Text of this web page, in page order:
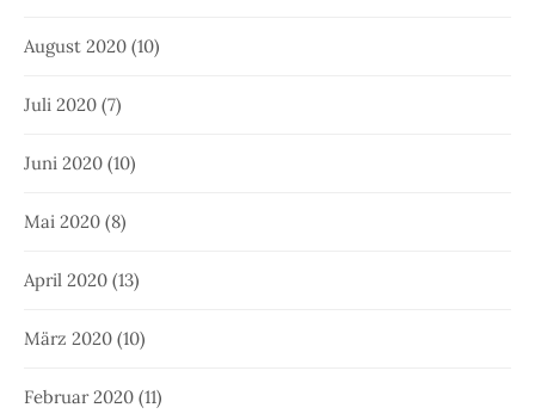
August 2020 (10)
Juli 2020 (7)
Juni 2020 (10)
Mai 2020 (8)
April 2020 (13)
März 2020 (10)
Februar 2020 (11)